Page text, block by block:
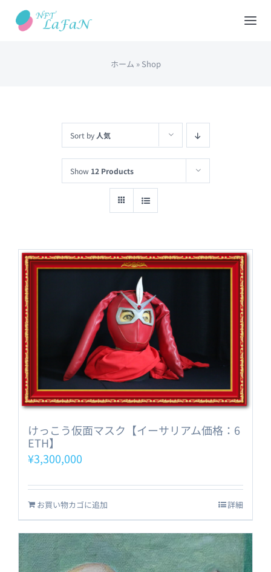
Skip
HOME
NFTショップ
REDEEM(現物と交換)
カート
ホーム » Shop
Sort by 人気
Show 12 Products
けっこう仮面マスク【イーサリアム価格：6
ETH】
¥3,300,000
お買い物カゴに追加 詳細